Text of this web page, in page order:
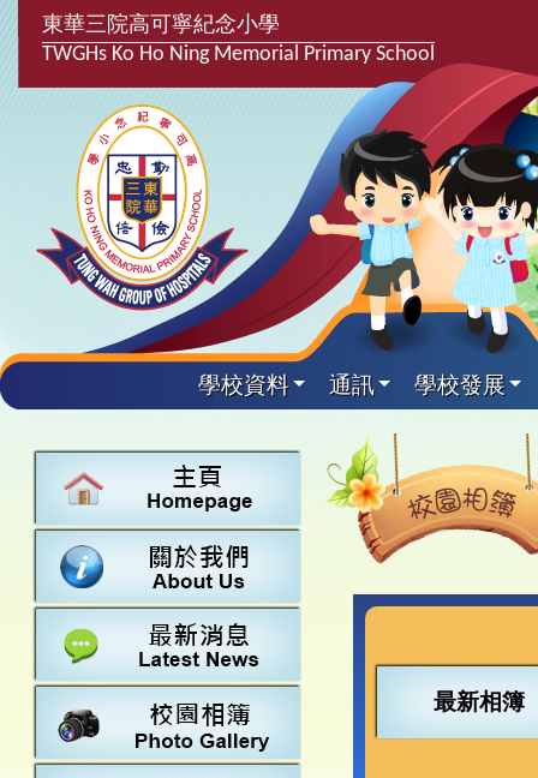
東華三院高可寧紀念小學
TWGHs Ko Ho Ning Memorial Primary School
學校資料 通訊 學校發展
關於
學校資料
校長的話
行政架構
學校設施
學校
最新消息
學校發
計劃,報告及
主要
中文
英文
常識
學生
學生支援組
言語能力提
興趣及
課後興趣班
校隊活動
學生得
25-26得獎
24-25得獎
22-23得獎
20-21得獎
校園
校園相簿
校園電台
學校附
家長教師會
校友會